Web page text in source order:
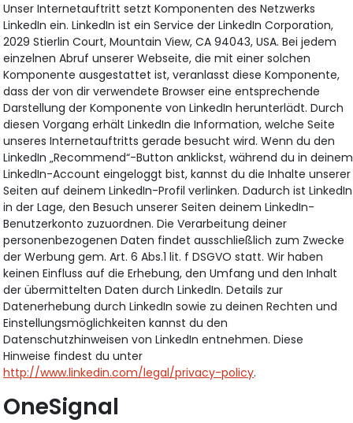
Unser Internetauftritt setzt Komponenten des Netzwerks
LinkedIn ein. LinkedIn ist ein Service der LinkedIn Corporation,
2029 Stierlin Court, Mountain View, CA 94043, USA. Bei jedem
einzelnen Abruf unserer Webseite, die mit einer solchen
Komponente ausgestattet ist, veranlasst diese Komponente,
dass der von dir verwendete Browser eine entsprechende
Darstellung der Komponente von LinkedIn herunterlädt. Durch
diesen Vorgang erhält LinkedIn die Information, welche Seite
unseres Internetauftritts gerade besucht wird. Wenn du den
LinkedIn „Recommend“-Button anklickst, während du in deinem
LinkedIn-Account eingeloggt bist, kannst du die Inhalte unserer
Seiten auf deinem LinkedIn-Profil verlinken. Dadurch ist LinkedIn
in der Lage, den Besuch unserer Seiten deinem LinkedIn-
Benutzerkonto zuzuordnen. Die Verarbeitung deiner
personenbezogenen Daten findet ausschließlich zum Zwecke
der Werbung gem. Art. 6 Abs.1 lit. f DSGVO statt. Wir haben
keinen Einfluss auf die Erhebung, den Umfang und den Inhalt
der übermittelten Daten durch LinkedIn. Details zur
Datenerhebung durch LinkedIn sowie zu deinen Rechten und
Einstellungsmöglichkeiten kannst du den
Datenschutzhinweisen von LinkedIn entnehmen. Diese
Hinweise findest du unter
http://www.linkedin.com/legal/privacy-policy.
OneSignal